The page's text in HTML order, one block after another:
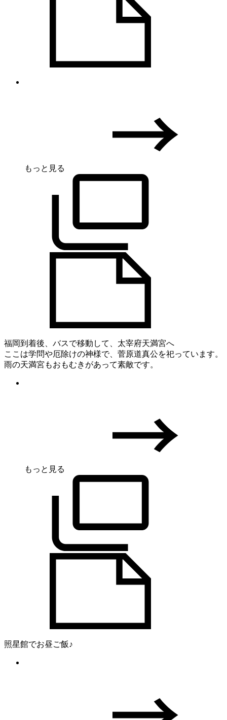
もっと見る
福岡到着後、バスで移動して、太宰府天満宮へ
ここは学問や厄除けの神様で、菅原道真公を祀っています。
雨の天満宮もおもむきがあって素敵です。
もっと見る
照星館でお昼ご飯♪